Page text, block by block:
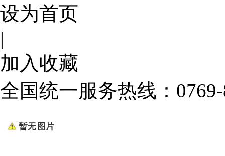
设为首页
|
加入收藏
全国统一服务热线：